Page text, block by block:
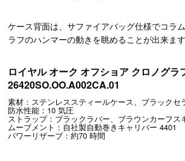
ケース背面は、サファイアバッグ仕様でコラ
ラフのハンマーの動きを眺めることが出来ます
ロイヤル オーク オフショア クロノグラ
26420SO.OO.A002CA.01
素材：ステンレススティールケース、ブラックセ
防水性能：10 気圧
ストラップ：ブラックラバー、ブラウンカーフス
ムーブメント：自社製自動巻きキャリバー 4401
パワーリザーブ：約70 時間